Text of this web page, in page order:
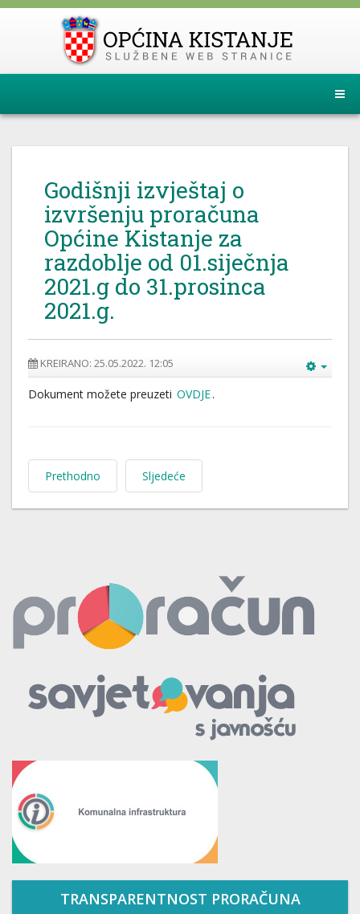
Godišnji izvještaj o
izvršenju proračuna
Općine Kistanje za
razdoblje od 01.siječnja
2021.g do 31.prosinca
2021.g.
KREIRANO: 25.05.2022. 12:05
Dokument možete preuzeti OVDJE.
Prethodno Sljedeće
TRANSPARENTNOST PRORAČUNA